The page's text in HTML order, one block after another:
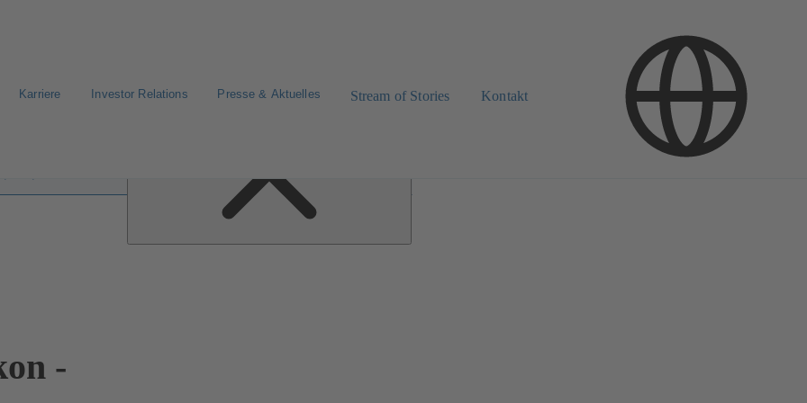
Karriere Investor Relations Presse & Aktuelles Stream of Stories Kontakt
-